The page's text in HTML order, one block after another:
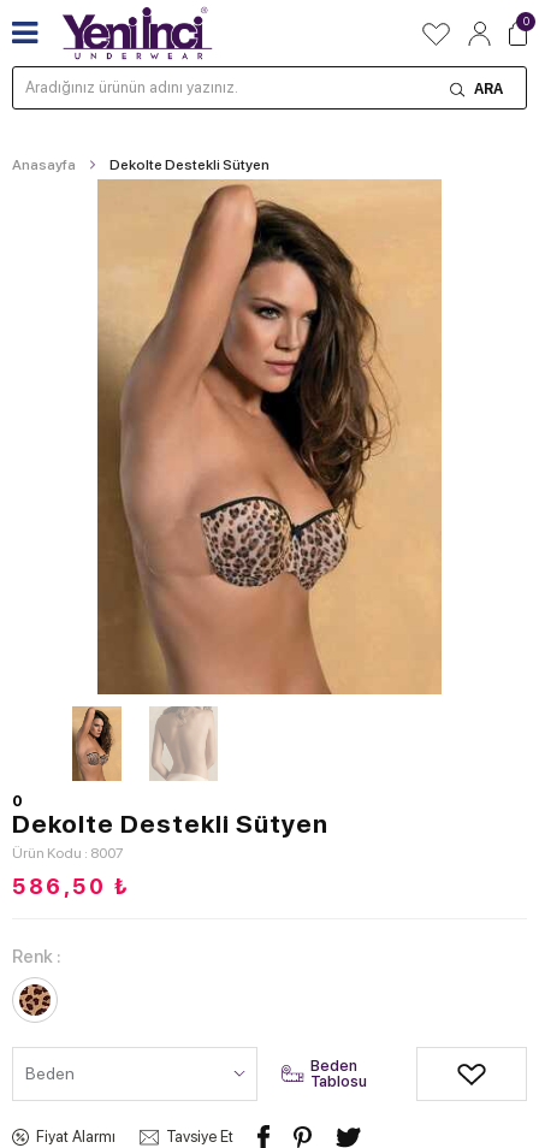
0
ARA
Anasayfa Dekolte Destekli Sütyen
0
Dekolte Destekli Sütyen
Ürün Kodu : 8007
586,50 ₺
Renk :
Beden
Tablosu
Fiyat Alarmı Tavsiye Et